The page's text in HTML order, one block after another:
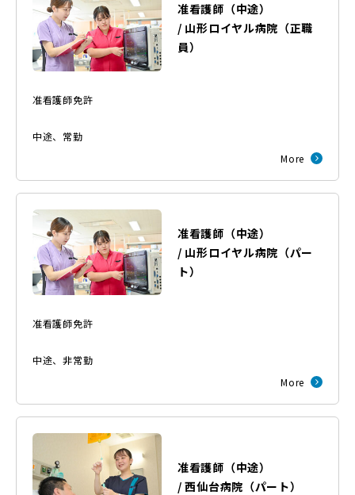
准看護師（中途）
/ 山形ロイヤル病院 （正職
員）
准看護師免許
中途、 常勤
More
准看護師（中途）
/ 山形ロイヤル病院 （パー
ト）
准看護師免許
中途、非常勤
More
准看護師（中途）
/西仙台病院 （パート）